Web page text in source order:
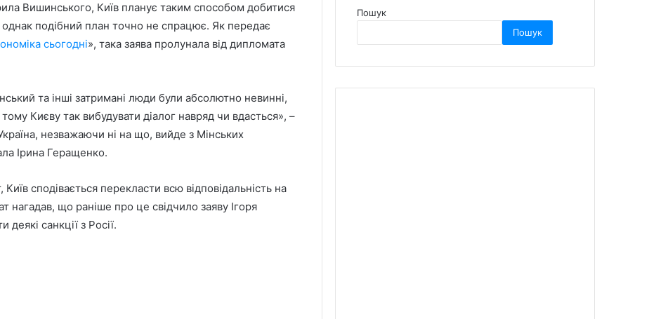
Вишинського, Київ планує таким способом добитися
однак подібний план точно не спрацює. Як передає
сьогодні», така заява пролунала від дипломата
та інші затримані люди були абсолютно невинні,
Києву так вибудувати діалог навряд чи вдасться», –
незважаючи ні на що, вийде з Мінських
Ірина Геращенко.
сподівається перекласти всю відповідальність на
що раніше про це свідчило заяву Ігоря
санкції з Росії.
Пошук
Пошук